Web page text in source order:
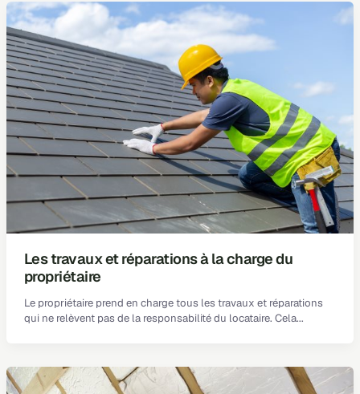
Les travaux et réparations à la charge du
propriétaire
Le propriétaire prend en charge tous les travaux et réparations
qui ne relèvent pas de la responsabilité du locataire. Cela